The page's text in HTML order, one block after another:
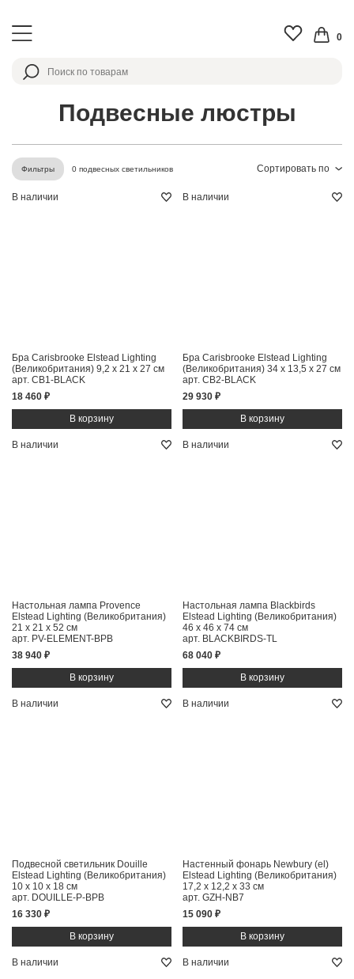
0
Подвесные люстры
Сортировать по
Фильтры 0 подвесных светильников
В наличии
Бра Carisbrooke Elstead Lighting
(Великобритания) 9,2 x 21 x 27 см
арт. CB1-BLACK
18 460 ₽
В наличии
Бра Carisbrooke Elstead Lighting
(Великобритания) 34 x 13,5 x 27 см
арт. CB2-BLACK
29 930 ₽
В наличии
Настольная лампа Provence
Elstead Lighting (Великобритания)
21 x 21 x 52 см
арт. PV-ELEMENT-BPB
38 940 ₽
В наличии
Настольная лампа Blackbirds
Elstead Lighting (Великобритания)
46 x 46 x 74 см
арт. BLACKBIRDS-TL
68 040 ₽
В наличии
Подвесной светильник Douille
Elstead Lighting (Великобритания)
10 x 10 x 18 см
арт. DOUILLE-P-BPB
16 330 ₽
В наличии
Настенный фонарь Newbury (el)
Elstead Lighting (Великобритания)
17,2 x 12,2 x 33 см
арт. GZH-NB7
15 090 ₽
В наличии В наличии